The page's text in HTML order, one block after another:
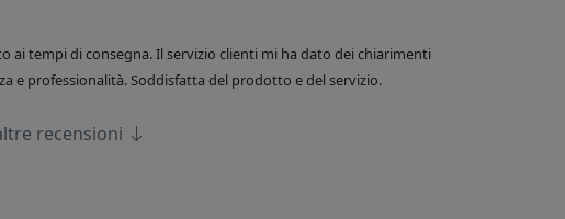
tempi di consegna. Il servizio clienti mi ha dato dei chiarimenti
e professionalità. Soddisfatta del prodotto e del servizio.
recensioni